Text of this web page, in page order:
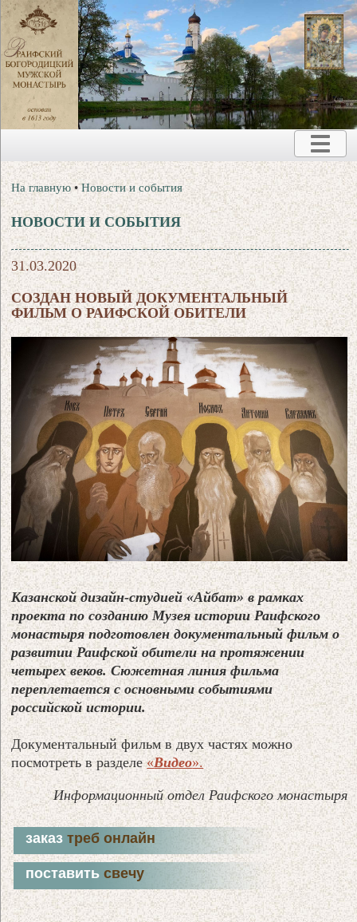
На главную •Новости и события
НОВОСТИ И СОБЫТИЯ
31.03.2020
СОЗДАН НОВЫЙ ДОКУМЕНТАЛЬНЫЙ
ФИЛЬМ О РАИФСКОЙ ОБИТЕЛИ
Казанской дизайн-студией «Айбат» в рамках
проекта по созданию Музея истории Раифского
монастыря подготовлен документальный фильм о
развитии Раифской обители на протяжении
четырех веков. Сюжетная линия фильма
переплетается с основными событиями
российской истории.
Документальный фильм в двух частях можно
посмотреть в разделе «Видео».
Информационный отдел Раифского монастыря
заказтреб онлайн
поставитьсвечу